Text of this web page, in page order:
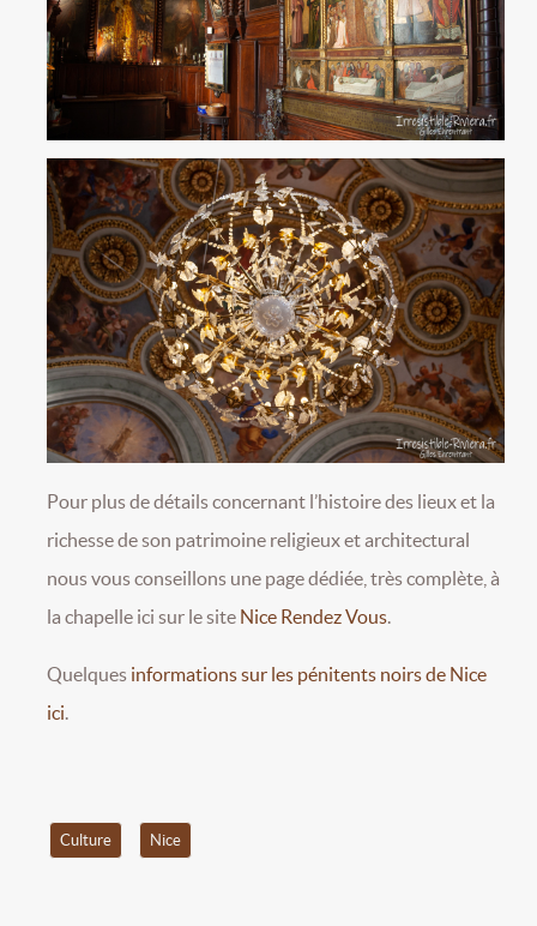
Pour plus de détails concernant l’histoire des lieux et la
richesse de son patrimoine religieux et architectural
nous vous conseillons une page dédiée, très complète, à
la chapelle ici sur le site Nice Rendez Vous.
Quelques informations sur les pénitents noirs de Nice
ici.
Culture Nice